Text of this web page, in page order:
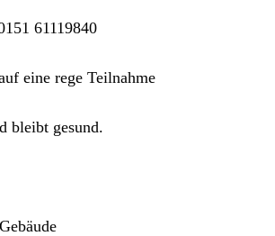
61119840
eine rege Teilnahme
bleibt gesund.